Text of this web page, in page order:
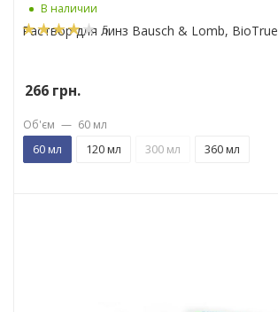
В наличии
5
Раствор для линз Bausch & Lomb, BioTrue
266 грн.
Об'єм — 60 мл
60 мл 120 мл 300 мл 360 мл